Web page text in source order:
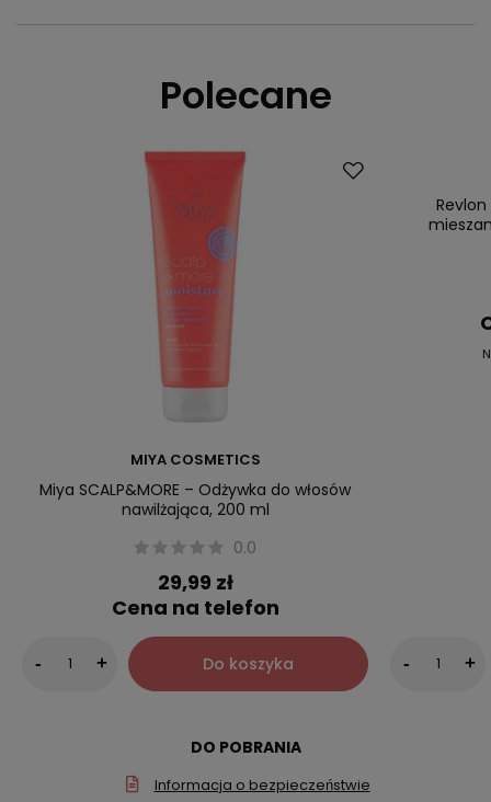
Polecane
MIYA COSMETICS
Miya SCALP&MORE – Odżywka do włosów
nawilżająca, 200 ml
0.0
29,99 zł
Cena na telefon
- + Do koszyka
Nasz
- +
DO POBRANIA
Informacja o bezpieczeństwie